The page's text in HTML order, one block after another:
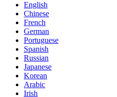
English
Chinese
French
German
Portuguese
Spanish
Russian
Japanese
Korean
Arabic
Irish